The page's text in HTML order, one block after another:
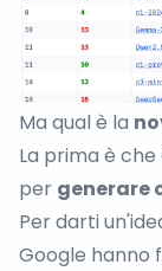
Ma qual è la
La prima è
per generare
Per darti
Google hanno